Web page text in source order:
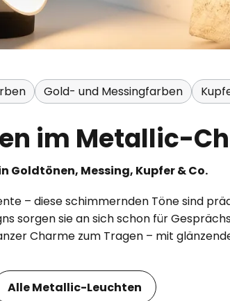
Gold- und Messingfarben
im Metallic-
Goldtönen, Messing, Kupfer & Co.
– diese schimmernden Töne sind
sorgen sie an sich schon für
Charme zum Tragen – mit
Alle Metallic-Leuchten